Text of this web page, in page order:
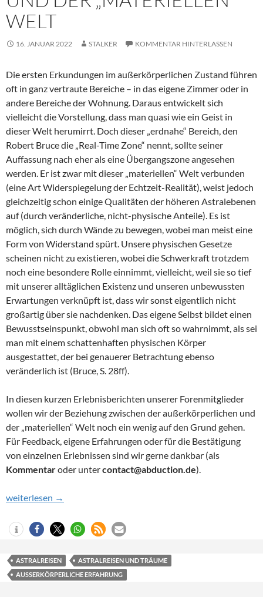
LT
16. JANUAR 2022 STALKER KOMMENTAR HINTERLASSEN
Die ersten Erkundungen im außerkörperlichen Zustand führen
oft in ganz vertraute Bereiche – in das eigene Zimmer oder in
andere Bereiche der Wohnung. Daraus entwickelt sich
vielleicht die Vorstellung, dass man quasi wie ein Geist in
dieser Welt herumirrt. Doch dieser „erdnahe“ Bereich, den
Robert Bruce die „Real-Time Zone“ nennt, sollte seiner
Auffassung nach eher als eine Übergangszone angesehen
werden. Er ist zwar mit dieser „materiellen“ Welt verbunden
(eine Art Widerspiegelung der Echtzeit-Realität), weist jedoch
gleichzeitig schon einige Qualitäten der höheren Astralebenen
auf (durch veränderliche, nicht-physische Anteile). Es ist
möglich, sich durch Wände zu bewegen, wobei man meist eine
Form von Widerstand spürt. Unsere physischen Gesetze
scheinen nicht zu existieren, wobei die Schwerkraft trotzdem
noch eine besondere Rolle einnimmt, vielleicht, weil sie so tief
mit unserer alltäglichen Existenz und unseren unbewussten
Erwartungen verknüpft ist, dass wir sonst eigentlich nicht
großartig über sie nachdenken. Das eigene Selbst bildet einen
Bewusstseinspunkt, obwohl man sich oft so wahrnimmt, als sei
man mit einem schattenhaften physischen Körper
ausgestattet, der bei genauerer Betrachtung ebenso
veränderlich ist (Bruce, S. 28ff).
In diesen kurzen Erlebnisberichten unserer Forenmitglieder
wollen wir der Beziehung zwischen der außerkörperlichen und
der „materiellen“ Welt noch ein wenig auf den Grund gehen.
Für Feedback, eigene Erfahrungen oder für die Bestätigung
von einzelnen Erlebnissen sind wir gerne dankbar (als
Kommentaroder untercontact@abduction.de).
Außerkörperliche Erfahrungen (2): Die Beziehung zwischen
weiterlesen →
ASTRALREISEN
ASTRALREISEN UND TRÄUME
AUSSERKÖRPERLICHE ERFAHRUNG